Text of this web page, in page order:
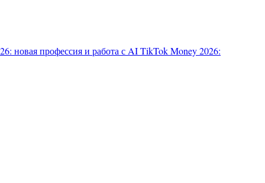
новая профессия и работа с AITikTok Money 2026: